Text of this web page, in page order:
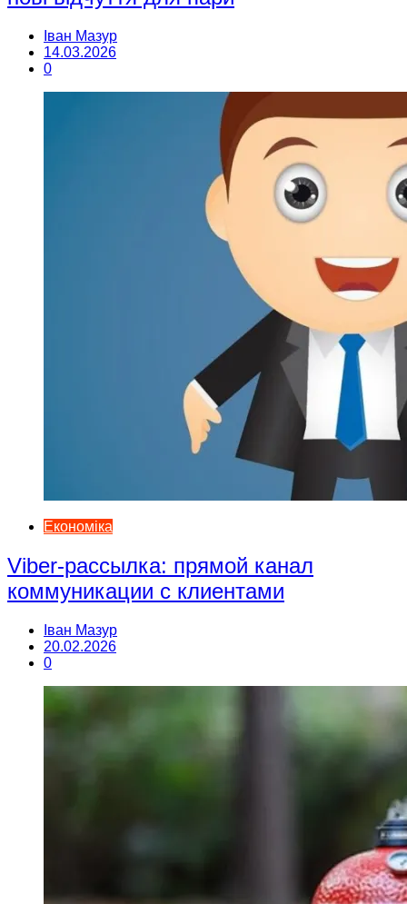
Іван Мазур
14.03.2026
0
Економіка
Viber-рассылка: прямой канал
коммуникации с клиентами
Іван Мазур
20.02.2026
0